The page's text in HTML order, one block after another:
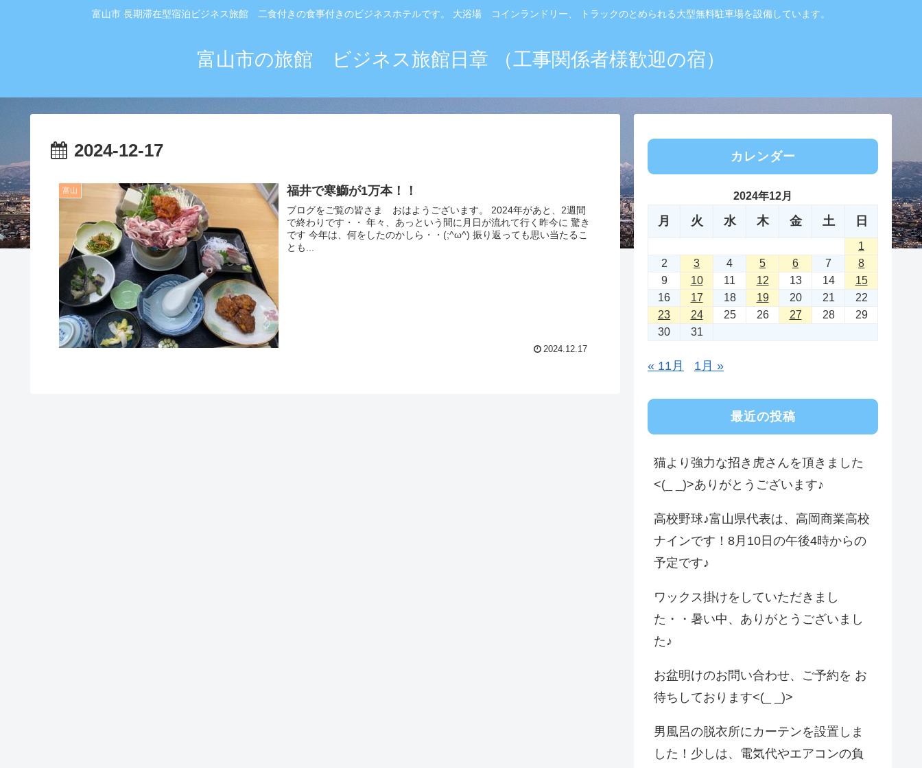
富山市 長期滞在型宿泊ビジネス旅館 二食付きの食事付きのビジネスホテルです。 大浴場 コインランドリー、 トラックのとめられる大型無料駐車場を設備しています。
富山市の旅館 ビジネス旅館日章 （工事関係者様歓迎の宿）
2024-12-17
富山 福井で寒鰤が1万本！！
ブログをご覧の皆さま おはようございます。 2024年があと、2週間
で終わりです・・ 年々、あっという間に月日が流れて行く昨今に 驚き
です 今年は、何をしたのかしら・・(;^ω^) 振り返っても思い当たるこ
とも...
2024.12.17
カレンダー
2024年12月
月 火 水 木 金 土 日
1
2
3 4 5 6 7
8
9
10 11 12 13 14
15
16
17 18 19 20 21
22
23
24 25 26 27 28
29
30
31
« 11月 1月 »
最近の投稿
猫より強力な招き虎さんを頂きました
<(_ _)>ありがとうございます♪
高校野球♪富山県代表は、高岡商業高校
ナインです！8月10日の午後4時からの
予定です♪
ワックス掛けをしていただきまし
た・・暑い中、ありがとうございまし
た♪
お盆明けのお問い合わせ、ご予約を お
待ちしております<(_ _)>
男風呂の脱衣所にカーテンを設置しま
した！少しは、電気代やエアコンの負